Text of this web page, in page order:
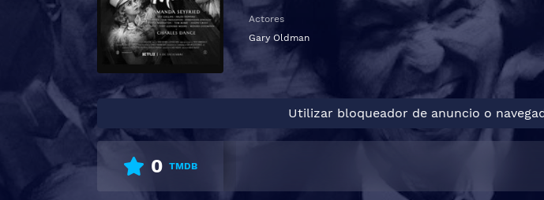
Actores
Gary Oldman
Utilizar bloqueador de anuncio o
0 TMDB